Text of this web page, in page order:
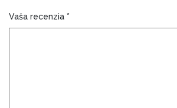
Vaša recenzia *